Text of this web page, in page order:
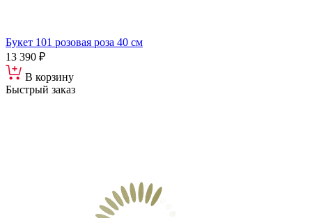
Букет 101 розовая роза 40 см
13 390 ₽
В корзину
Быстрый заказ